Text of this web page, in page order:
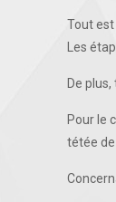
Tout
Les
De
Pour le
tétée